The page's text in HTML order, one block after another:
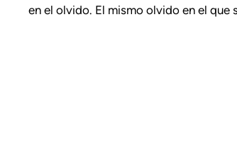
en el olvido. El mismo olvido en el que